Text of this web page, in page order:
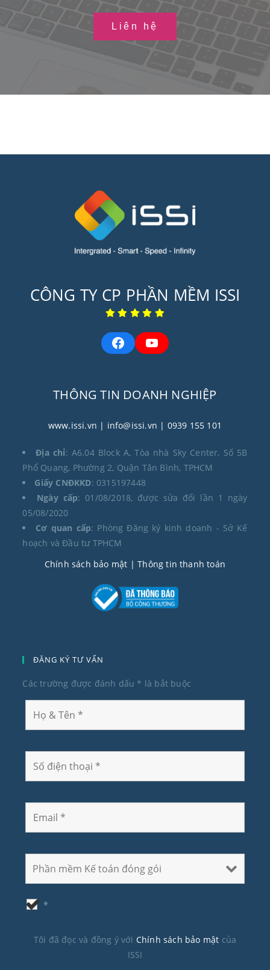
Liên hệ
CÔNG TY CP PHẦN MỀM ISSI
THÔNG TIN DOANH NGHIỆP
www.issi.vn | info@issi.vn | 0939 155 101
Địa chỉ: A6.04 Block A, Tòa nhà Sky Center, Số 5B
Phổ Quang, Phường 2, Quận Tân Bình, TPHCM
Giấy CNĐKKD: 0315197448
Ngày cấp: 01/08/2018, được sửa đổi lần 1 ngày
05/08/2020
Cơ quan cấp: Phòng Đăng ký kinh doanh - Sở Kế
hoạch và Đầu tư TPHCM
Chính sách bảo mật | Thông tin thanh toán
ĐĂNG KÝ TƯ VẤN
Các trường được đánh dấu* là bắt buộc
*
Tôi đã đọc và đồng ý với Chính sách bảo mật của
ISSI